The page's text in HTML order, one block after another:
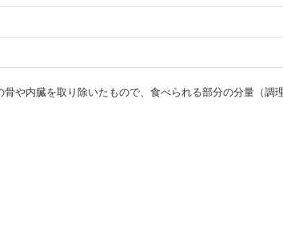
や内臓を取り除いたもので、食べられる部分の分量（調